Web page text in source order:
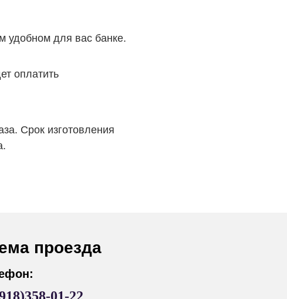
Срок изготовления
оплатить
проезда
удобном для вас банке.